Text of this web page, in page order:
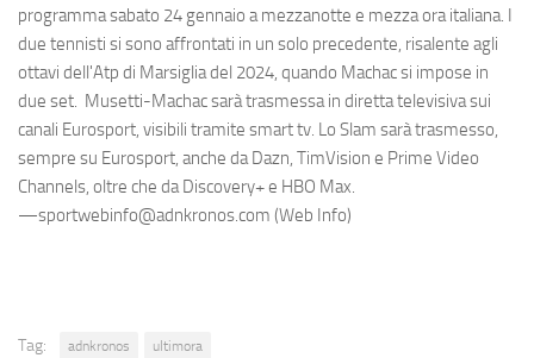
programma sabato 24 gennaio a mezzanotte e mezza ora italiana. I
due tennisti si sono affrontati in un solo precedente, risalente agli
ottavi dell'Atp di Marsiglia del 2024, quando Machac si impose in
due set. Musetti-Machac sarà trasmessa in diretta televisiva sui
canali Eurosport, visibili tramite smart tv. Lo Slam sarà trasmesso,
sempre su Eurosport, anche da Dazn, TimVision e Prime Video
Channels, oltre che da Discovery+ e HBO Max.
—sportwebinfo@adnkronos.com (Web Info)
Tag: adnkronos ultimora